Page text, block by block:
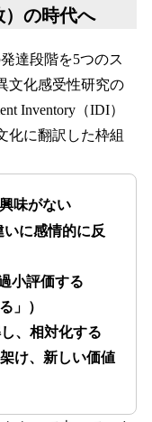
の時代へ
達段階を5つのス
文化感受性研究の
Inventory（IDI）
化に翻訳した枠組
味がない
に感情的に反
小評価する
」）
、相対化する
け、新しい価値